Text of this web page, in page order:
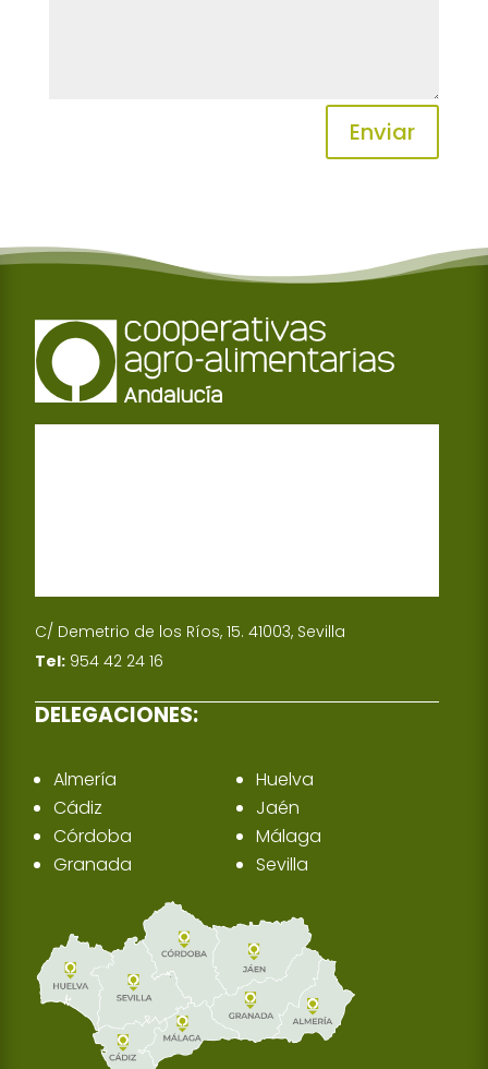
Enviar
C/ Demetrio de los Ríos, 15. 41003, Sevilla
Tel: 954 42 24 16
DELEGACIONES:
Almería
Cádiz
Córdoba
Granada
Huelva
Jaén
Málaga
Sevilla